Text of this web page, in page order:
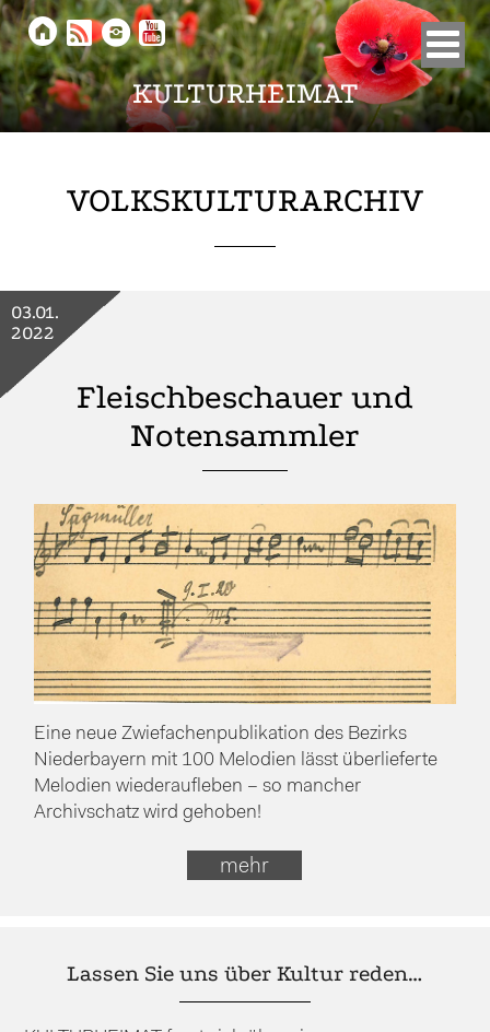
KULTURHEIMAT
    
VOLKSKULTURARCHIV
Fleischbeschauer und
Notensammler
03.01.
2022
Eine neue Zwiefachenpublikation des Bezirks
Niederbayern mit 100 Melodien lässt überlieferte
Melodien wiederaufleben – so mancher
Archivschatz wird gehoben!
mehr
Lassen Sie uns über Kultur reden…